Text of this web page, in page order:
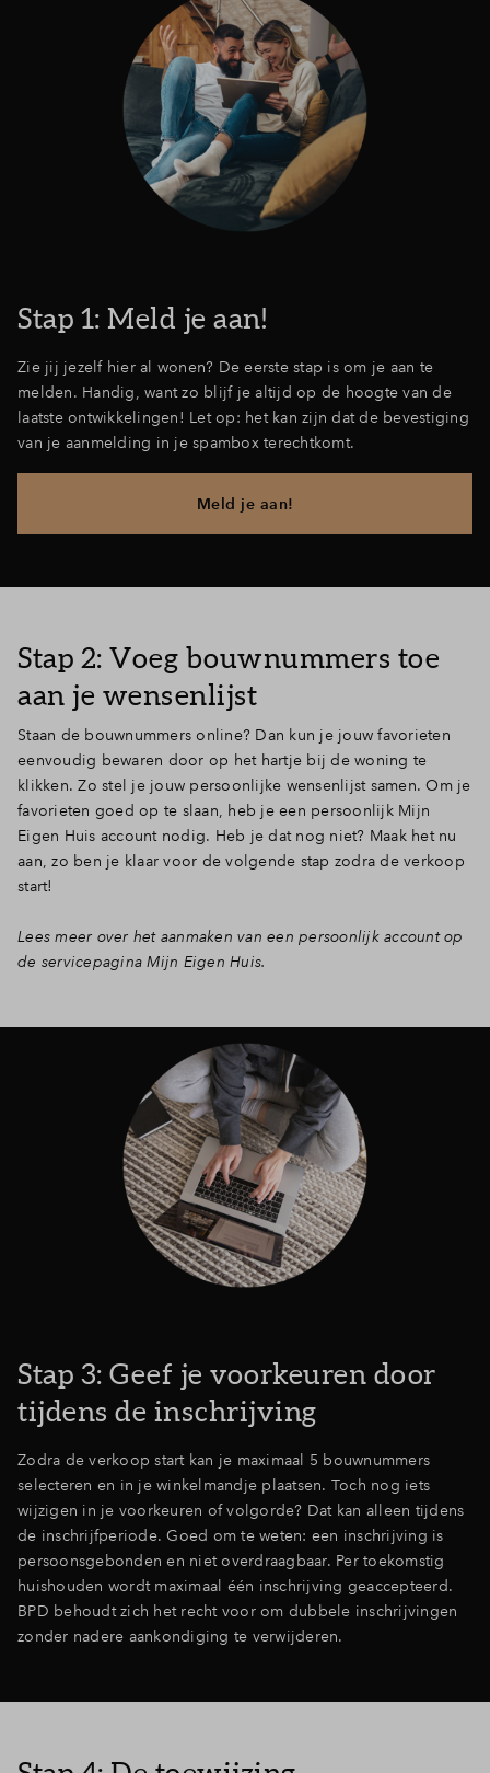
Stap 1: Meld je aan!
Zie jij jezelf hier al wonen? De eerste stap is om je aan te
melden. Handig, want zo blijf je altijd op de hoogte van de
laatste ontwikkelingen! Let op: het kan zijn dat de bevestiging
van je aanmelding in je spambox terechtkomt.
Meld je aan!
Stap 2: Voeg bouwnummers toe
aan je wensenlijst
Staan de bouwnummers online? Dan kun je jouw favorieten
eenvoudig bewaren door op het hartje bij de woning te
klikken. Zo stel je jouw persoonlijke wensenlijst samen. Om je
favorieten goed op te slaan, heb je een persoonlijk Mijn
Eigen Huis account nodig. Heb je dat nog niet? Maak het nu
aan, zo ben je klaar voor de volgende stap zodra de verkoop
start!
Lees meer over het aanmaken van een persoonlijk account op
de servicepagina Mijn Eigen Huis.
Stap 3: Geef je voorkeuren door
tijdens de inschrijving
Zodra de verkoop start kan je maximaal 5 bouwnummers
selecteren en in je winkelmandje plaatsen. Toch nog iets
wijzigen in je voorkeuren of volgorde? Dat kan alleen tijdens
de inschrijfperiode. Goed om te weten: een inschrijving is
persoonsgebonden en niet overdraagbaar. Per toekomstig
huishouden wordt maximaal één inschrijving geaccepteerd.
BPD behoudt zich het recht voor om dubbele inschrijvingen
zonder nadere aankondiging te verwijderen.